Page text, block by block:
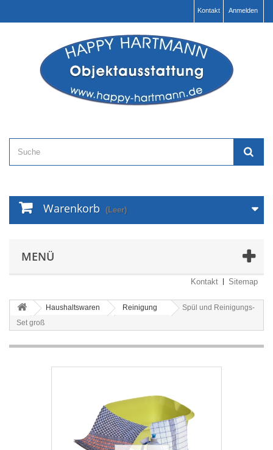
Anmelden
Kontakt
Warenkorb (Leer)
MENÜ
Kontakt Sitemap
Haushaltswaren Reinigung
Spül und Reinigungs-
Set groß